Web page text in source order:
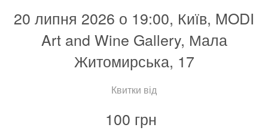
20 липня 2026 о 19:00, Київ, MODI
Art and Wine Gallery, Мала
Житомирська, 17
Квитки від
100 грн